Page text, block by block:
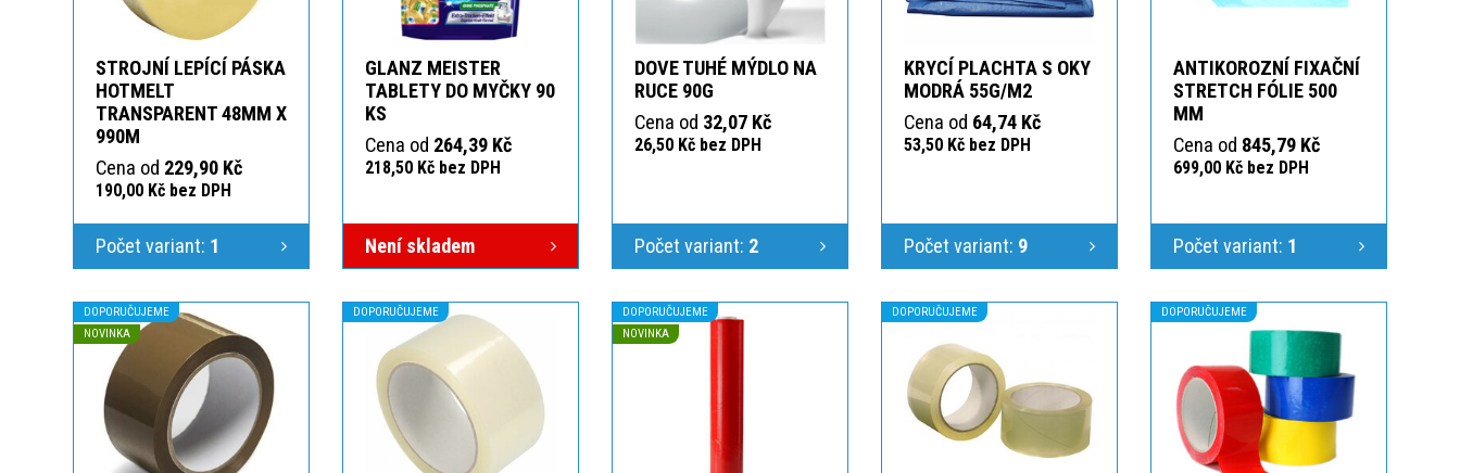
STROJNÍ LEPÍCÍ PÁSKA
HOTMELT
TRANSPARENT 48MM X
990M
Cena od 229,90 Kč
190,00 Kč bez DPH
Počet variant: 1
GLANZ MEISTER
TABLETY DO MYČKY 90
KS
Cena od 264,39 Kč
218,50 Kč bez DPH
Není skladem
DOVE TUHÉ MÝDLO NA
RUCE 90G
Cena od 32,07 Kč
26,50 Kč bez DPH
Počet variant: 2
KRYCÍ PLACHTA S OKY
MODRÁ 55G/M2
Cena od 64,74 Kč
53,50 Kč bez DPH
Počet variant: 9
ANTIKOROZNÍ FIXAČNÍ
STRETCH FÓLIE 500
MM
Cena od 845,79 Kč
699,00 Kč bez DPH
Počet variant: 1
DOPORUČUJEME
NOVINKA
DOPORUČUJEME
DOPORUČUJEME
NOVINKA
DOPORUČUJEME DOPORUČUJEME